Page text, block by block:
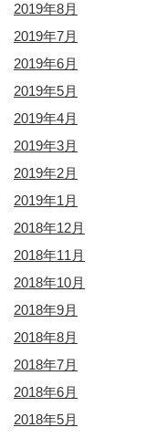
2019年8月
2019年7月
2019年6月
2019年5月
2019年4月
2019年3月
2019年2月
2019年1月
2018年12月
2018年11月
2018年10月
2018年9月
2018年8月
2018年7月
2018年6月
2018年5月